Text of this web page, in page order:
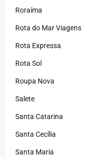
Roraíma
Rota do Mar Viagens
Rota Expressa
Rota Sol
Roupa Nova
Salete
Santa Catarina
Santa Cecília
Santa Maria